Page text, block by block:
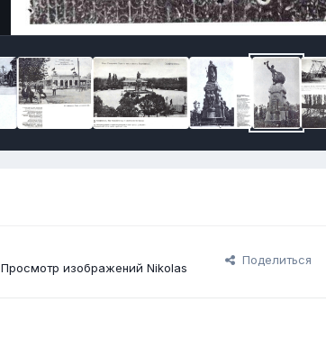
Просмотр изображений Nikolas
Поделиться